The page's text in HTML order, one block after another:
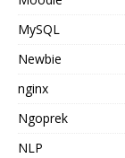
MySQL
Newbie
nginx
Ngoprek
NLP